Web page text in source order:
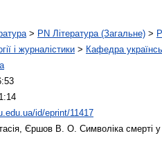
> PN Література (Загальне) >
і журналістики > Кафедра
id/eprint/11417
Єршов В. О. Символіка смерті